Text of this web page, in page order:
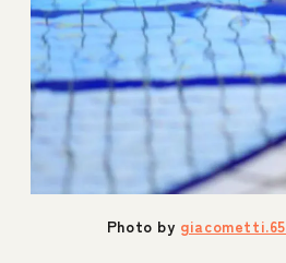
Photo by giacometti.65